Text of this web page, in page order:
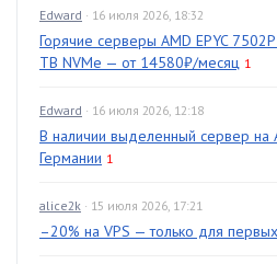
Edward · 16 июля 2026, 18:32
Горячие серверы AMD EPYC
TB NVMe — от 14580₽/месяц 1
Edward · 16 июля 2026, 12:18
В наличии выделенный сервер на
Германии 1
alice2k · 15 июля 2026, 17:21
–20% на VPS — только для